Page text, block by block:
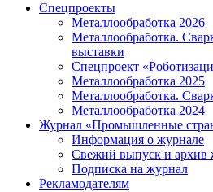
Спецпроекты
Металлообработка 2026
Металлообработка.
выставки
Спецпроект
Металлообработка 2025
Металлообработка.
Металлообработка 2024
Журнал «Промышленные
Информация о журнале
Свежий выпуск и архив
Подписка на журнал
Рекламодателям